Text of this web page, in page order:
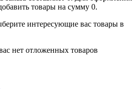
товары на сумму 0.
интересующие вас товары в
нет отложенных товаров